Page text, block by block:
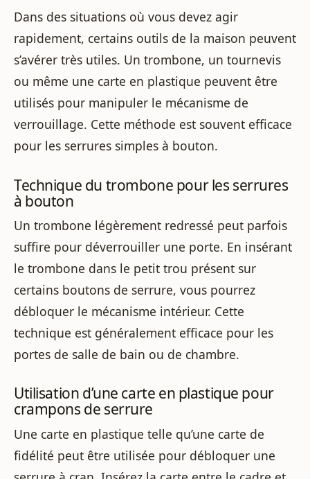
Dans des situations où vous devez agir
rapidement, certains outils de la maison peuvent
s’avérer très utiles. Un trombone, un tournevis
ou même une carte en plastique peuvent être
utilisés pour manipuler le mécanisme de
verrouillage. Cette méthode est souvent efficace
pour les serrures simples à bouton.
Technique du trombone pour les serrures
à bouton
Un trombone légèrement redressé peut parfois
suffire pour déverrouiller une porte. En insérant
le trombone dans le petit trou présent sur
certains boutons de serrure, vous pourrez
débloquer le mécanisme intérieur. Cette
technique est généralement efficace pour les
portes de salle de bain ou de chambre.
Utilisation d’une carte en plastique pour
crampons de serrure
Une carte en plastique telle qu’une carte de
fidélité peut être utilisée pour débloquer une